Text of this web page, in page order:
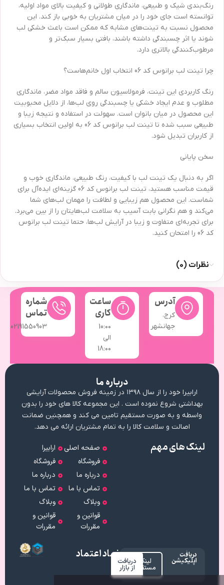
رنگ‌بندی شیک و طبیعی، ماندگاری طولانی و کیفیت بالای مواد اولیه،
توانسته است جای خود را در میان مشتریان به خوبی باز کند. این
محصول نسبت به تینت‌های مشابه که ممکن است باعث خشکی لب
شوند یا اثر چسبندگی داشته باشند، بافتی بسیار سبک‌تر و
مرطوب‌کنندگی بالاتری دارد.
چرا تینت لب برانوس کد 06 انتخاب اول خانم‌هاست؟
رنگ کاربردی این تینت، فرمولاسیون سالم و فاقد مواد مضر، ماندگاری
مطلوب و عدم ایجاد خشکی یا چسبندگی روی لب‌ها، از دلایل محبوبیت
این محصول در میان بانوان است. سهولت در استفاده و نتیجه زیبا و
طبیعی سبب شده تا تینت لب برانوس کد 06 به اولین انتخاب بسیاری
از کاربران تبدیل شود.
سخن پایانی
اگر به دنبال یک تینت لب با کیفیت، رنگ طبیعی، ماندگاری خوب و
قیمت مناسب هستید، تینت لب برانوس کد 06 گزینه‌ای ایده‌آل برای
شماست. این محصول هم زیبایی و لطافت را مهمان لب‌های شما
می‌کند و هم نگرانی بابت آسیب به سلامت لب‌هایتان را از بین می‌برد.
برای تجربه‌ای متفاوت و زیبا در آرایش لب‌ها، حتما تینت لب برانوس
کد 06 را امتحان کنید.
نظرات (0)
آدرس
کرج،
جهانشهر
ساعت
کاری
10:۰۰
الی
18:۰۰
شماره
تماس
02191550903
لینک های مهم
صفحه اصلی
فروشگاه
درباره ما
تماس با ما
وبلاگ
قوانین و
مقررات
ارابیرا
فروشگاه
درباره ما
تماس با ما
وبلاگ
قوانین و
مقررات
درباره ما
ارابیرا خود را از سال ۱۳۹۸ در زمینه فروش محصولات آرایشی
بهداشتی شروع نموده است . این مجموعه کالا های خود را بدون
واسطه و به صورت مستقیم تامین می کند و همچنین ضمانت
اصالت و سلامت کالا را به تمام مشتریان ارائه می دهد.
دریافت
اپلیکیشن لینک
مستقیم
دریافت
از بازار
نماد اعتماد